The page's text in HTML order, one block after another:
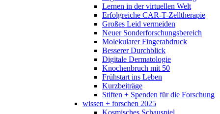
Lernen in der virtuellen Welt
Erfolgreiche CAR-T-Zelltherapie
Großes Leid vermeiden
Neuer Sonderforschungsbereich
Molekularer Fingerabdruck
Besserer Durchblick
Digitale Dermatologie
Knochenbruch mit 50
Frühstart ins Leben
Kurzbeiträge
Stiften + Spenden für die Forschung
wissen + forschen 2025
Kosmisches Schauspiel